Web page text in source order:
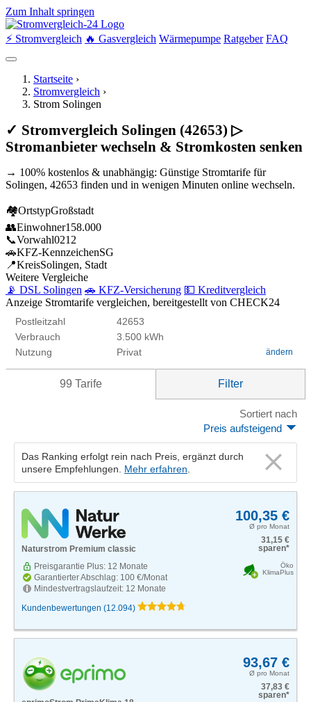
Zum Inhalt springen
⚡ Stromvergleich 🔥 Gasvergleich Wärmepumpe Ratgeber FAQ
Startseite ›
Stromvergleich ›
Strom Solingen
✓ Stromvergleich Solingen (42653) ▷
Stromanbieter wechseln & Stromkosten senken
→ 100% kostenlos & unabhängig: Günstige Stromtarife für
Solingen, 42653 finden und in wenigen Minuten online wechseln.
🏘OrtstypGroßstadt
👥Einwohner158.000
📞Vorwahl0212
🚗KFZ-KennzeichenSG
📍KreisSolingen, Stadt
Weitere Vergleiche
📡 DSL Solingen 🚗 KFZ-Versicherung 💵 Kreditvergleich
Anzeige Stromtarife vergleichen, bereitgestellt von CHECK24